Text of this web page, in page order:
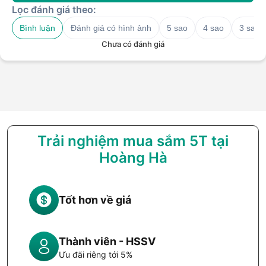
Lọc đánh giá theo:
Bình luận Đánh giá có hình ảnh 5 sao 4 sao
3 sao
Chưa có đánh giá
Trải nghiệm mua sắm 5T tại
Hoàng Hà
Tốt hơn về giá
Thành viên - HSSV
Ưu đãi riêng tới 5%